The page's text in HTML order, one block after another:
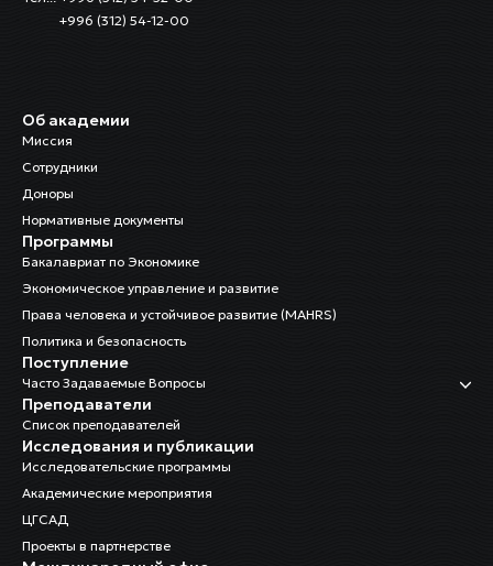
+996 (312) 54-12-00
Об академии
Миссия
Сотрудники
Доноры
Нормативные документы
Программы
Бакалавриат по Экономике
Экономическое управление и развитие
Права человека и устойчивое развитие (MAHRS)
Политика и безопасность
Поступление
Часто Задаваемые Вопросы
Преподаватели
Список преподавателей
Исследования и публикации
Исследовательские программы
Академические мероприятия
ЦГСАД
Проекты в партнерстве